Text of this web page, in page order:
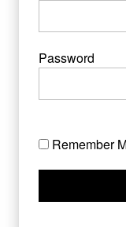
Password
Remember